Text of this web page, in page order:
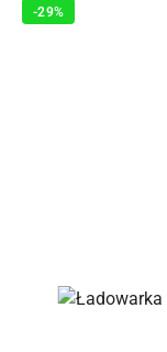
promocyjna:
przed
-29%